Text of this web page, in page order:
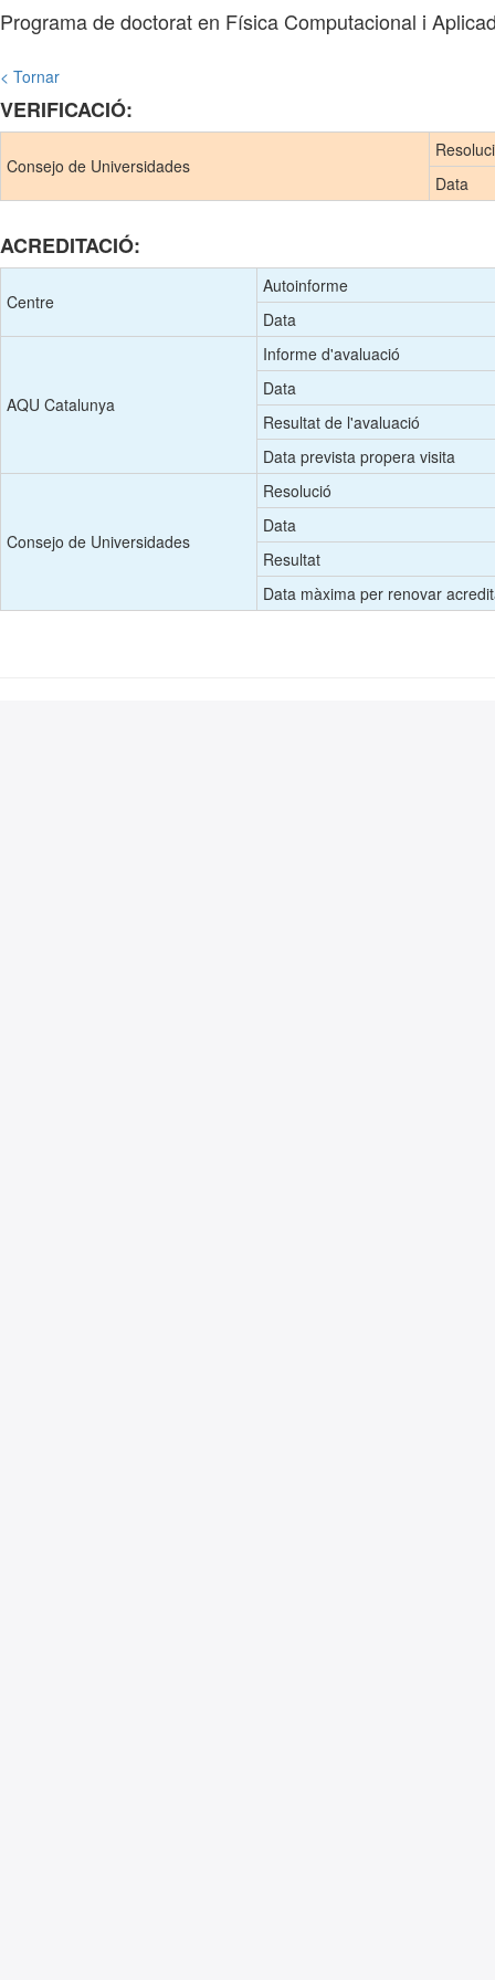
Programa de doctorat en Física Computacional i
< Tornar
VERIFICACIÓ:
Consejo de Universidades
Data
ACREDITACIÓ:
Centre
Autoinforme
Data
AQU Catalunya
Informe d'avaluació
Data
Resultat de l'avaluació
Data prevista propera visita
Consejo de Universidades
Resolució
Data
Resultat
Data màxima per renovar